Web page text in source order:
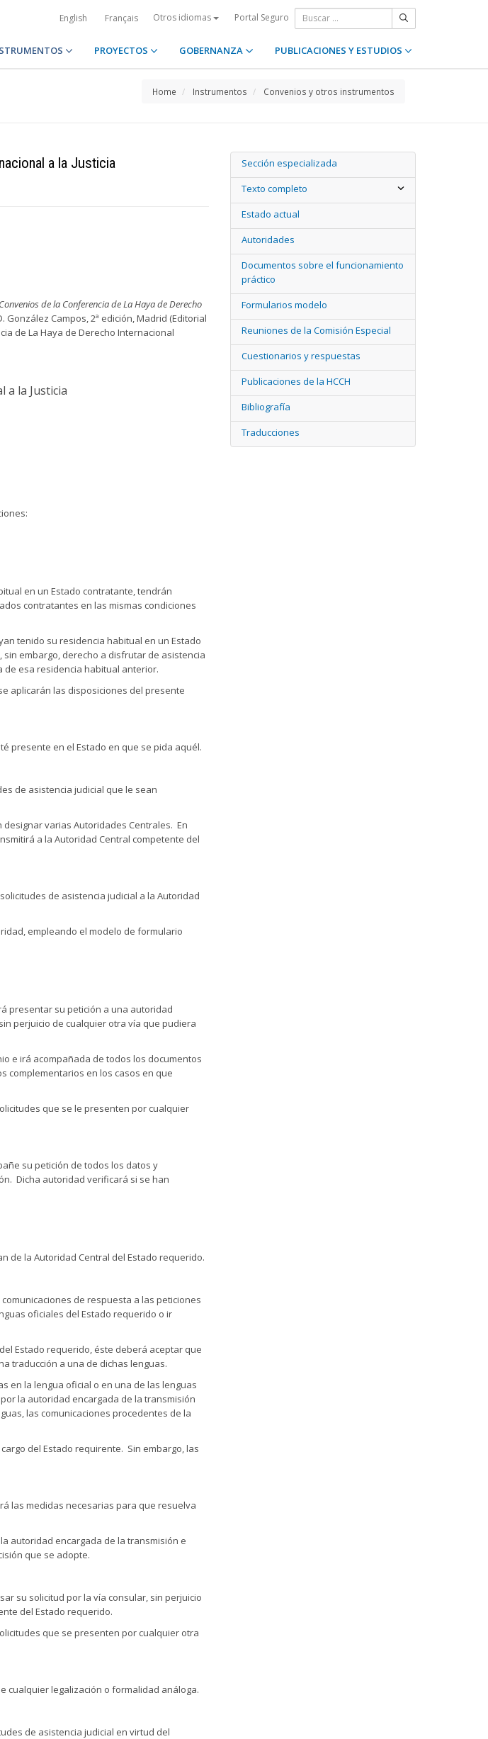
English Français Otros idiomas Portal Seguro
PROYECTOS GOBERNANZA PUBLICACIONES Y ESTUDIOS
Home Instrumentos Convenios y otros instrumentos
a la Justicia
de la Conferencia de La Haya de Derecho
Campos, 2ª edición, Madrid (Editorial
de La Haya de Derecho Internacional
a la Justicia
en un Estado contratante, tendrán
contratantes en las mismas condiciones
tenido su residencia habitual en un Estado
embargo, derecho a disfrutar de asistencia
de esa residencia habitual anterior.
aplicarán las disposiciones del presente
presente en el Estado en que se pida aquél.
de asistencia judicial que le sean
varias Autoridades Centrales. En
a la Autoridad Central competente del
de asistencia judicial a la Autoridad
empleando el modelo de formulario
presentar su petición a una autoridad
perjuicio de cualquier otra vía que pudiera
e irá acompañada de todos los documentos
complementarios en los casos en que
que se le presenten por cualquier
su petición de todos los datos y
Dicha autoridad verificará si se han
de la Autoridad Central del Estado requerido.
de respuesta a las peticiones
oficiales del Estado requerido o ir
Estado requerido, éste deberá aceptar que
traducción a una de dichas lenguas.
en la lengua oficial o en una de las lenguas
la autoridad encargada de la transmisión
las comunicaciones procedentes de la
del Estado requirente. Sin embargo, las
las medidas necesarias para que resuelva
autoridad encargada de la transmisión e
que se adopte.
su solicitud por la vía consular, sin perjuicio
del Estado requerido.
que se presenten por cualquier otra
cualquier legalización o formalidad análoga.
de asistencia judicial en virtud del
Sección especializada
Texto completo
Estado actual
Autoridades
Documentos sobre el funcionamiento
práctico
Formularios modelo
Reuniones de la Comisión Especial
Cuestionarios y respuestas
Publicaciones de la HCCH
Bibliografía
Traducciones